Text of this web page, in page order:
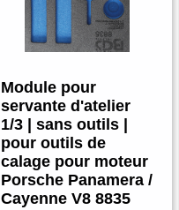
Module pour
servante d'atelier
1/3 | sans outils |
pour outils de
calage pour moteur
Porsche Panamera /
Cayenne V8 8835